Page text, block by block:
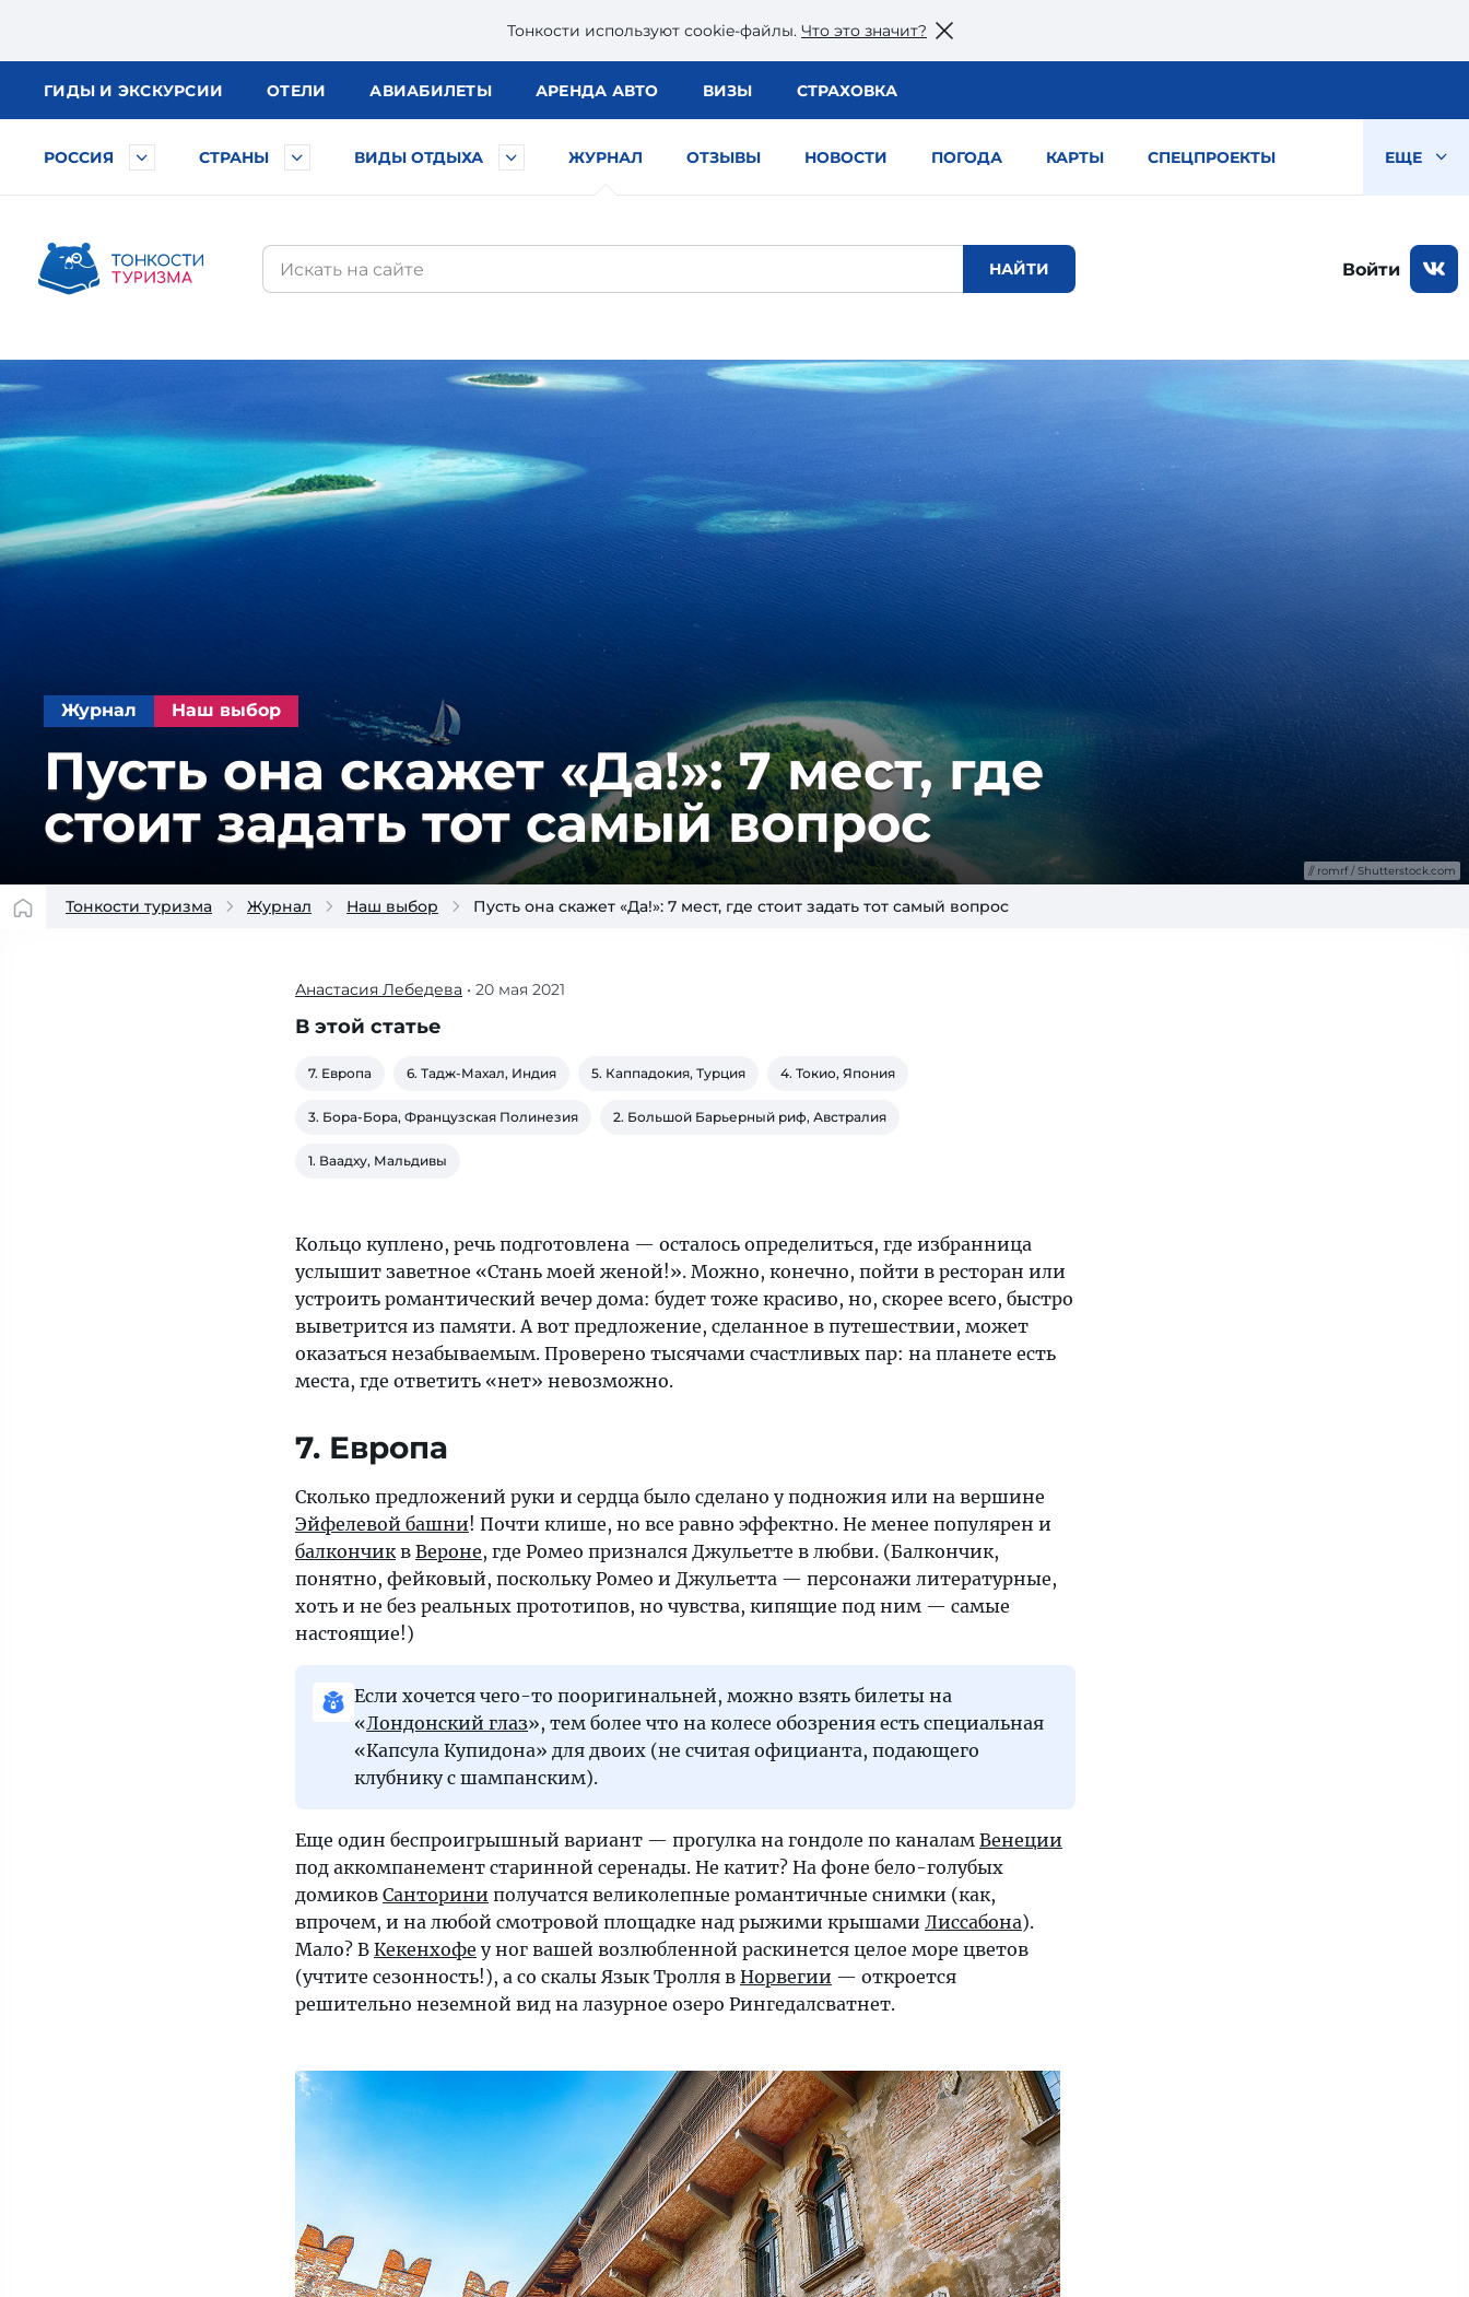
Тонкости используют сookie-файлы. Что это значит?
ГИДЫ И ЭКСКУРСИИ ОТЕЛИ АВИАБИЛЕТЫ АРЕНДА АВТО ВИЗЫ СТРАХОВКА
РОССИЯ СТРАНЫ ВИДЫ ОТДЫХА ЖУРНАЛ ОТЗЫВЫ НОВОСТИ ПОГОДА КАРТЫ СПЕЦПРОЕКТЫ ЕЩЕ
Войти
Журнал Наш выбор
Пусть она скажет «Да!»: 7 мест, где
стоит задать тот самый вопрос
romrf / Shutterstock.com
Тонкости туризма Журнал Наш выбор Пусть она скажет «Да!»: 7 мест, где стоит задать тот самый вопрос
Кольцо
куплено,
подготовлена —
определиться,
где
заветное
«Стань
моей
женой!»
Анастасия Лебедева • 20 мая 2021
В этой статье
7. Европа 6. Тадж-Махал, Индия 5. Каппадокия, Турция 4. Токио, Япония
3. Бора-Бора, Французская Полинезия 2. Большой Барьерный риф, Австралия
1. Ваадху, Мальдивы
Кольцо куплено, речь подготовлена — осталось определиться, где избранница
услышит заветное «Стань моей женой!». Можно, конечно, пойти в ресторан или
устроить романтический вечер дома: будет тоже красиво, но, скорее всего, быстро
выветрится из памяти. А вот предложение, сделанное в путешествии, может
оказаться незабываемым. Проверено тысячами счастливых пар: на планете есть
места, где ответить «нет» невозможно.
7. Европа
Сколько предложений руки и сердца было сделано у подножия или на вершине
Эйфелевой башни! Почти клише, но все равно эффектно. Не менее популярен и
балкончикв Вероне, где Ромео признался Джульетте в любви. (Балкончик,
понятно, фейковый, поскольку Ромео и Джульетта — персонажи литературные,
хоть и не без реальных прототипов, но чувства, кипящие под ним — самые
настоящие!)
Если хочется чего-то пооригинальней, можно взять билеты на
«Лондонский глаз», тем более что на колесе обозрения есть специальная
«Капсула Купидона» для двоих (не считая официанта, подающего
клубнику с шампанским).
Еще один беспроигрышный вариант — прогулка на гондоле по каналам Венеции
под аккомпанемент старинной серенады. Не катит? На фоне бело-голубых
домиков Санторини получатся великолепные романтичные снимки (как,
впрочем, и на любой смотровой площадке над рыжими крышами Лиссабона).
Мало? В Кекенхофе у ног вашей возлюбленной раскинется целое море цветов
(учтите сезонность!), а со скалы Язык Тролля в Норвегии — откроется
решительно неземной вид на лазурное озеро Рингедалсватнет.